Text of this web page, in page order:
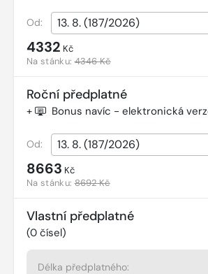
Od:
4332 Kč
Na stánku:4346 Kč
Roční předplatné
+ Bonus navíc - elektronická
Od:
8663 Kč
Na stánku:8692 Kč
Vlastní předplatné
(0 čísel)
Délka předplatného: